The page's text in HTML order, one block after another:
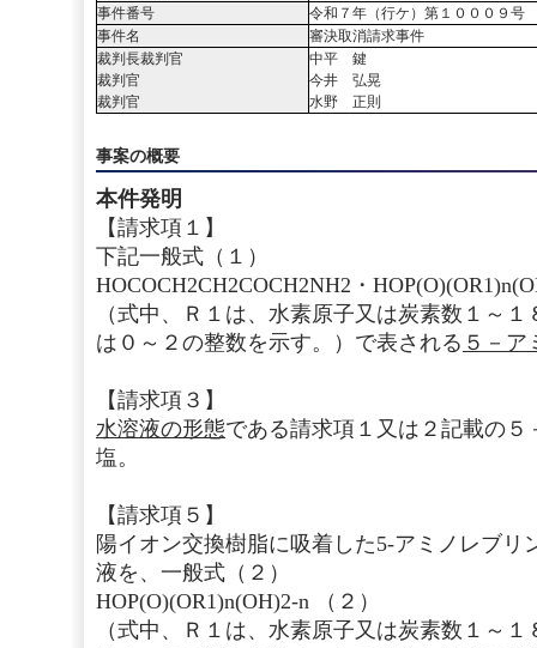
事件番号
令和７年（行ケ）第１０００９号
事件名
審決取消請求事件
裁判長裁判官
裁判官
裁判官
中平 鍵
今井 弘晃
水野 正則
事案の概要
本件発明
【請求項１】
下記一般式（１）
HOCOCH2CH2COCH2NH2・
（式中、Ｒ１は、水素原子又は炭素数１～
は０～２の整数を示す。）で表される ５－ア
【請求項３】
水溶液の形態である請求項１又は２記載の
塩。
【請求項５】
陽イオン交換樹脂に吸着した5-アミノレブリ
液を、一般式（２）
HOP(O)(OR1)n(OH)2-n （２）
（式中、Ｒ１は、水素原子又は炭素数１～